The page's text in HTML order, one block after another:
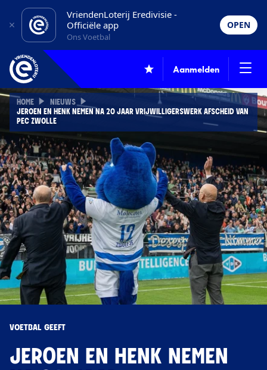
VriendenLoterij Eredivisie -
Officiële app
Ons Voetbal
OPEN
Aanmelden
HOME
NIEUWS
JEROEN EN HENK NEMEN NA 20 JAAR VRIJWILLIGERSWERK AFSCHEID VAN
PEC ZWOLLE
VOETBAL GEEFT
JEROEN EN HENK NEMEN